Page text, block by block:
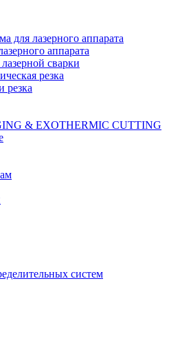
для лазерного аппарата
аппарата
сварки
резка
резка
& EXOTHERMIC CUTTING
систем